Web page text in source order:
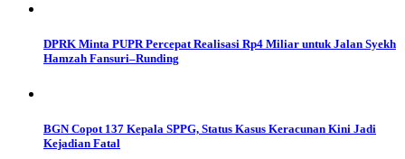
DPRK Minta PUPR Percepat Realisasi Rp4 Miliar untuk Jalan Syekh
Hamzah Fansuri–Runding
BGN Copot 137 Kepala SPPG, Status Kasus Keracunan Kini Jadi
Kejadian Fatal